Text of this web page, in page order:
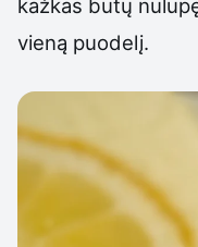
kažkas būtų
vieną puodelį.